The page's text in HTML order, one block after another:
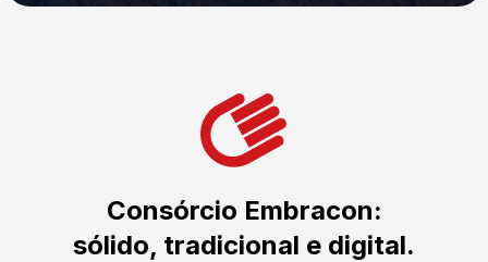
Consórcio Embracon:
sólido, tradicional e digital.